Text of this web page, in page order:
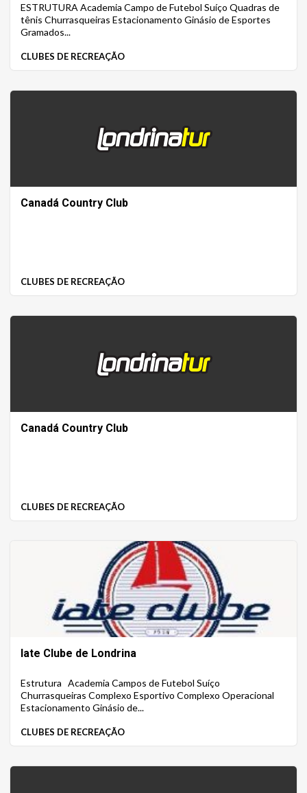
ESTRUTURA Academia Campo de Futebol Suíço Quadras de
tênis Churrasqueiras Estacionamento Ginásio de Esportes
Gramados...
CLUBES DE RECREAÇÃO
Canadá Country Club
CLUBES DE RECREAÇÃO
Canadá Country Club
CLUBES DE RECREAÇÃO
Iate Clube de Londrina
Estrutura Academia Campos de Futebol Suíço
Churrasqueiras Complexo Esportivo Complexo Operacional
Estacionamento Ginásio de...
CLUBES DE RECREAÇÃO